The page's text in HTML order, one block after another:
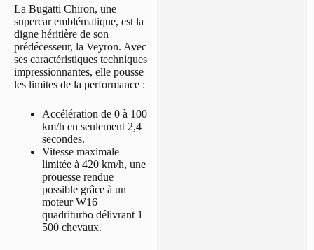
La Bugatti Chiron, une
supercar emblématique, est la
digne héritière de son
prédécesseur, la Veyron. Avec
ses caractéristiques techniques
impressionnantes, elle pousse
les limites de la performance :
Accélération de 0 à 100
km/h en seulement 2,4
secondes.
Vitesse maximale
limitée à 420 km/h, une
prouesse rendue
possible grâce à un
moteur W16
quadriturbo délivrant 1
500 chevaux.